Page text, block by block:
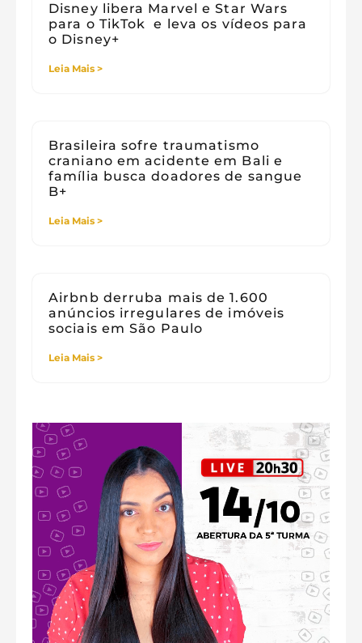
Disney libera Marvel e Star Wars
para o TikTok e leva os vídeos para
o Disney+
Leia Mais >
Brasileira sofre traumatismo
craniano em acidente em Bali e
família busca doadores de sangue
B+
Leia Mais >
Airbnb derruba mais de 1.600
anúncios irregulares de imóveis
sociais em São Paulo
Leia Mais >